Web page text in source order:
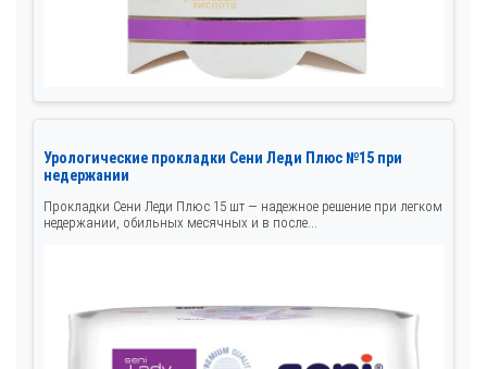
Урологические прокладки Сени Леди Плюс №15 при
недержании
Прокладки Сени Леди Плюс 15 шт — надежное решение при легком
недержании, обильных месячных и в после...